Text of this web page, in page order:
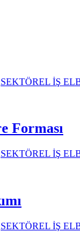
SEKTÖREL İŞ
Forması
SEKTÖREL İŞ
SEKTÖREL İŞ